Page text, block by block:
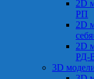
2D
РП
2D
2D
РД-
3D